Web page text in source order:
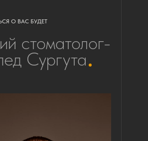
О ВАС БУДЕТ
стоматолог-
Сургута